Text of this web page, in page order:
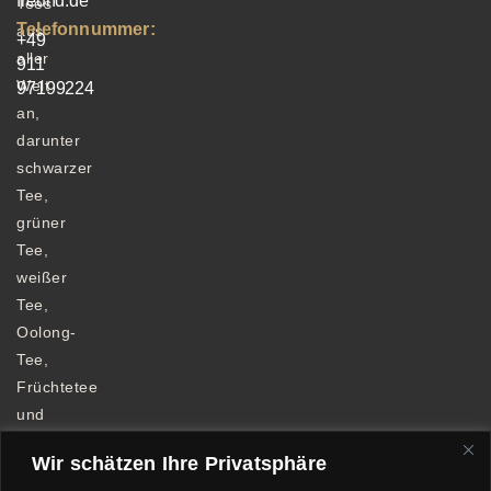
Wir schätzen Ihre Privatsphäre
aus
aller
Welt
an,
darunter
schwarzer
Tee,
grüner
Tee,
weißer
Tee,
Oolong-
Tee,
Früchtetee
und
Telefonnummer:
+49
911
97199224